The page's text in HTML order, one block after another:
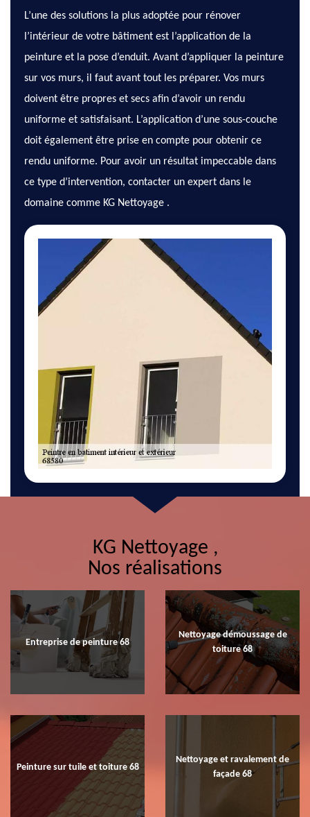
L’une des solutions la plus adoptée pour rénover
l’intérieur de votre bâtiment est l’application de la
peinture et la pose d’enduit. Avant d’appliquer la peinture
sur vos murs, il faut avant tout les préparer. Vos murs
doivent être propres et secs afin d’avoir un rendu
uniforme et satisfaisant. L’application d’une sous-couche
doit également être prise en compte pour obtenir ce
rendu uniforme. Pour avoir un résultat impeccable dans
ce type d’intervention, contacter un expert dans le
domaine comme KG Nettoyage .
KG Nettoyage ,
Nos réalisations
Entreprise de peinture 68
Nettoyage démoussage de
toiture 68
Peinture sur tuile et toiture 68
Nettoyage et ravalement de
façade 68